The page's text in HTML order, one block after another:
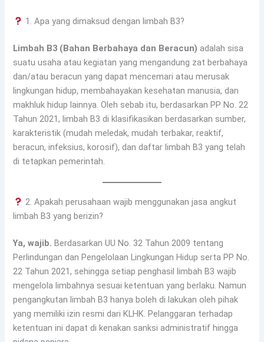
1. Apa yang dimaksud dengan limbah B3?
Limbah B3 (Bahan Berbahaya dan Beracun) adalah sisa
suatu usaha atau kegiatan yang mengandung zat berbahaya
dan/atau beracun yang dapat mencemari atau merusak
lingkungan hidup, membahayakan kesehatan manusia, dan
makhluk hidup lainnya. Oleh sebab itu, berdasarkan PP No. 22
Tahun 2021, limbah B3 di klasifikasikan berdasarkan sumber,
karakteristik (mudah meledak, mudah terbakar, reaktif,
beracun, infeksius, korosif), dan daftar limbah B3 yang telah
di tetapkan pemerintah.
2. Apakah perusahaan wajib menggunakan jasa angkut
limbah B3 yang berizin?
Ya, wajib. Berdasarkan UU No. 32 Tahun 2009 tentang
Perlindungan dan Pengelolaan Lingkungan Hidup serta PP No.
22 Tahun 2021, sehingga setiap penghasil limbah B3 wajib
mengelola limbahnya sesuai ketentuan yang berlaku. Namun
pengangkutan limbah B3 hanya boleh di lakukan oleh pihak
yang memiliki izin resmi dari KLHK. Pelanggaran terhadap
ketentuan ini dapat di kenakan sanksi administratif hingga